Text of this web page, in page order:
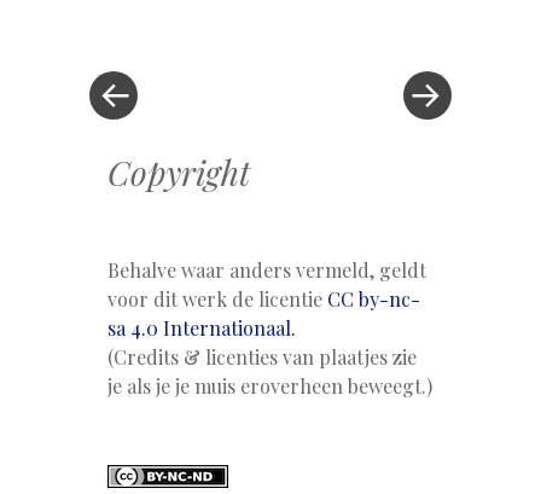
Copyright
Behalve waar anders vermeld, geldt
voor dit werk de licentie CC by-nc-
sa 4.0 Internationaal.
(Credits & licenties van plaatjes zie
je als je je muis eroverheen beweegt.)